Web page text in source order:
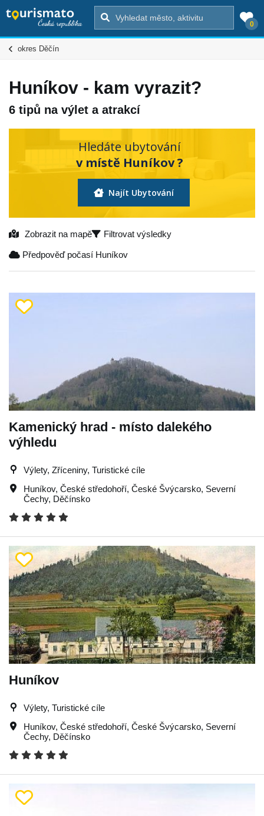
0
okres Děčín
Huníkov - kam vyrazit?
6 tipů na výlet a atrakcí
Hledáte ubytování
v místě Huníkov ?
Najít Ubytování
Zobrazit na mapě Filtrovat výsledky
Předpověď počasí Huníkov
Kamenický hrad - místo dalekého
výhledu
Výlety, Zříceniny, Turistické cíle
Huníkov, České středohoří, České Švýcarsko, Severní
Čechy, Děčínsko
Huníkov
Výlety, Turistické cíle
Huníkov, České středohoří, České Švýcarsko, Severní
Čechy, Děčínsko